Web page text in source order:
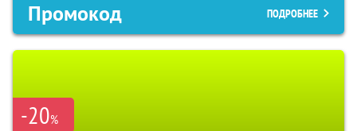
Промокод ПОДРОБНЕЕ
-20%